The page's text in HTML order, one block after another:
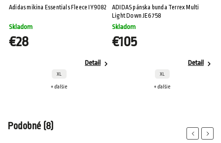
Adidas mikina Essentials Fleece IY9082
Skladom
€28
Detail
XL
+ ďalšie
ADIDAS pánska bunda Terrex Multi
Light Down JE6758
Skladom
€105
Detail
XL
+ ďalšie
Podobné (8)
PreviousNext